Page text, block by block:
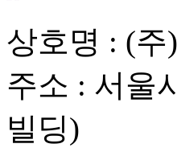
상호명 : (
주소 : 서울
빌딩)